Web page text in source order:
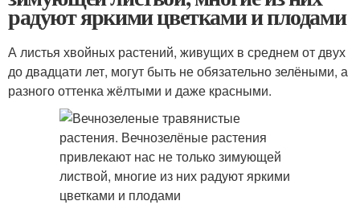
радуют яркими цветками и плодами
А листья хвойных растений, живущих в среднем от двух
до двадцати лет, могут быть не обязательно зелёными, а
разного оттенка жёлтыми и даже красными.